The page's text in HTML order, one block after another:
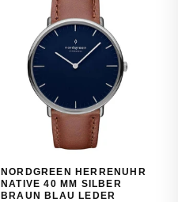
NORDGREEN HERRENUHR
NATIVE 40 MM SILBER
BRAUN BLAU LEDER